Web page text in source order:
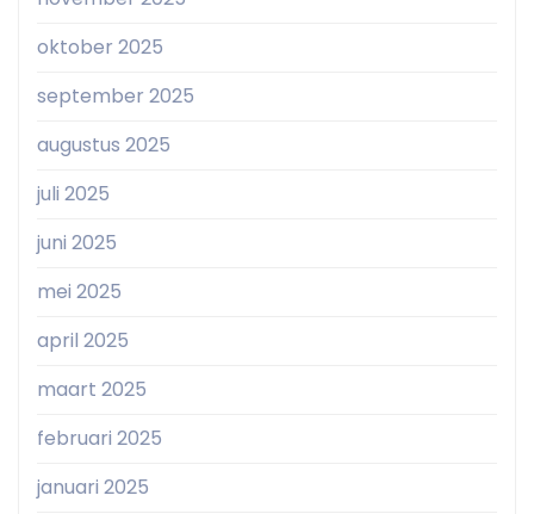
oktober 2025
september 2025
augustus 2025
juli 2025
juni 2025
mei 2025
april 2025
maart 2025
februari 2025
januari 2025